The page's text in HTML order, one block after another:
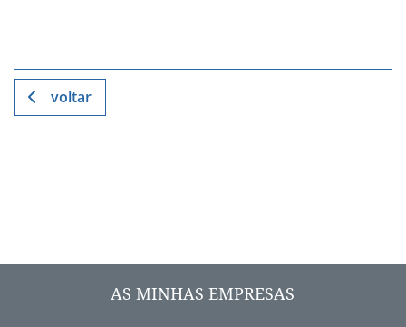
voltar
AS MINHAS EMPRESAS